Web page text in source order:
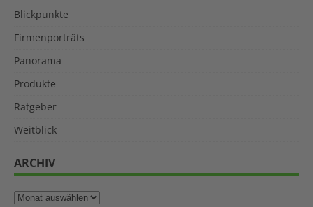
Blickpunkte
Firmenporträts
Panorama
Produkte
Ratgeber
Weitblick
ARCHIV